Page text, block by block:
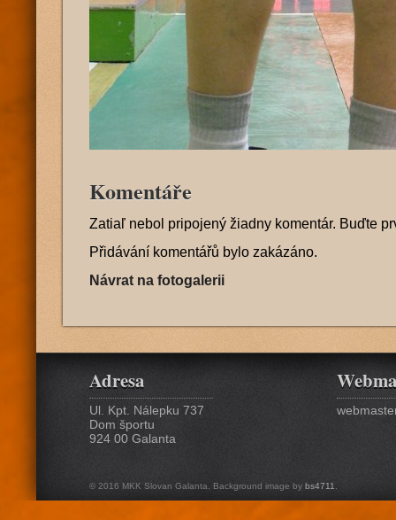
Komentáře
Zatiaľ nebol pripojený žiadny komentár. Buďte
Přidávání komentářů bylo zakázáno.
Návrat na fotogalerii
Adresa
Ul. Kpt. Nálepku 737
Dom športu
924 00 Galanta
© 2016 MKK Slovan Galanta. Background image by bs4711